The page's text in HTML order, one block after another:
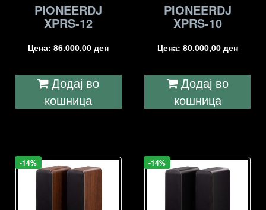
PIONEERDJ
XPRS-12
Цена:86.000,00ден
Додај во
кошница
PIONEERDJ
XPRS-10
Цена: 80.000,00 ден
Додај во
кошница
-14% -14%